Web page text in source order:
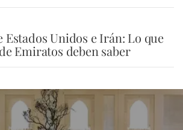
Unidos e Irán: Lo que
Emiratos deben saber